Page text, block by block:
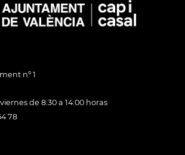
nº 1
de 8:30 a 14:00 horas
78